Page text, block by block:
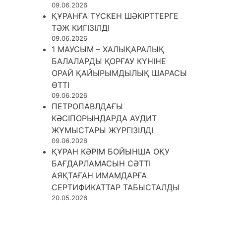
09.06.2026
ҚҰРАНҒА ТҮСКЕН ШӘКІРТТЕРГЕ
ТӘЖ КИГІЗІЛДІ
09.06.2026
1 МАУСЫМ – ХАЛЫҚАРАЛЫҚ
БАЛАЛАРДЫ ҚОРҒАУ КҮНІНЕ
ОРАЙ ҚАЙЫРЫМДЫЛЫҚ ШАРАСЫ
ӨТТІ
09.06.2026
ПЕТРОПАВЛДАҒЫ
КӘСІПОРЫНДАРДА АУДИТ
ЖҰМЫСТАРЫ ЖҮРГІЗІЛДІ
09.06.2026
ҚҰРАН КӘРІМ БОЙЫНША ОҚУ
БАҒДАРЛАМАСЫН СӘТТІ
АЯҚТАҒАН ИМАМДАРҒА
СЕРТИФИКАТТАР ТАБЫСТАЛДЫ
20.05.2026